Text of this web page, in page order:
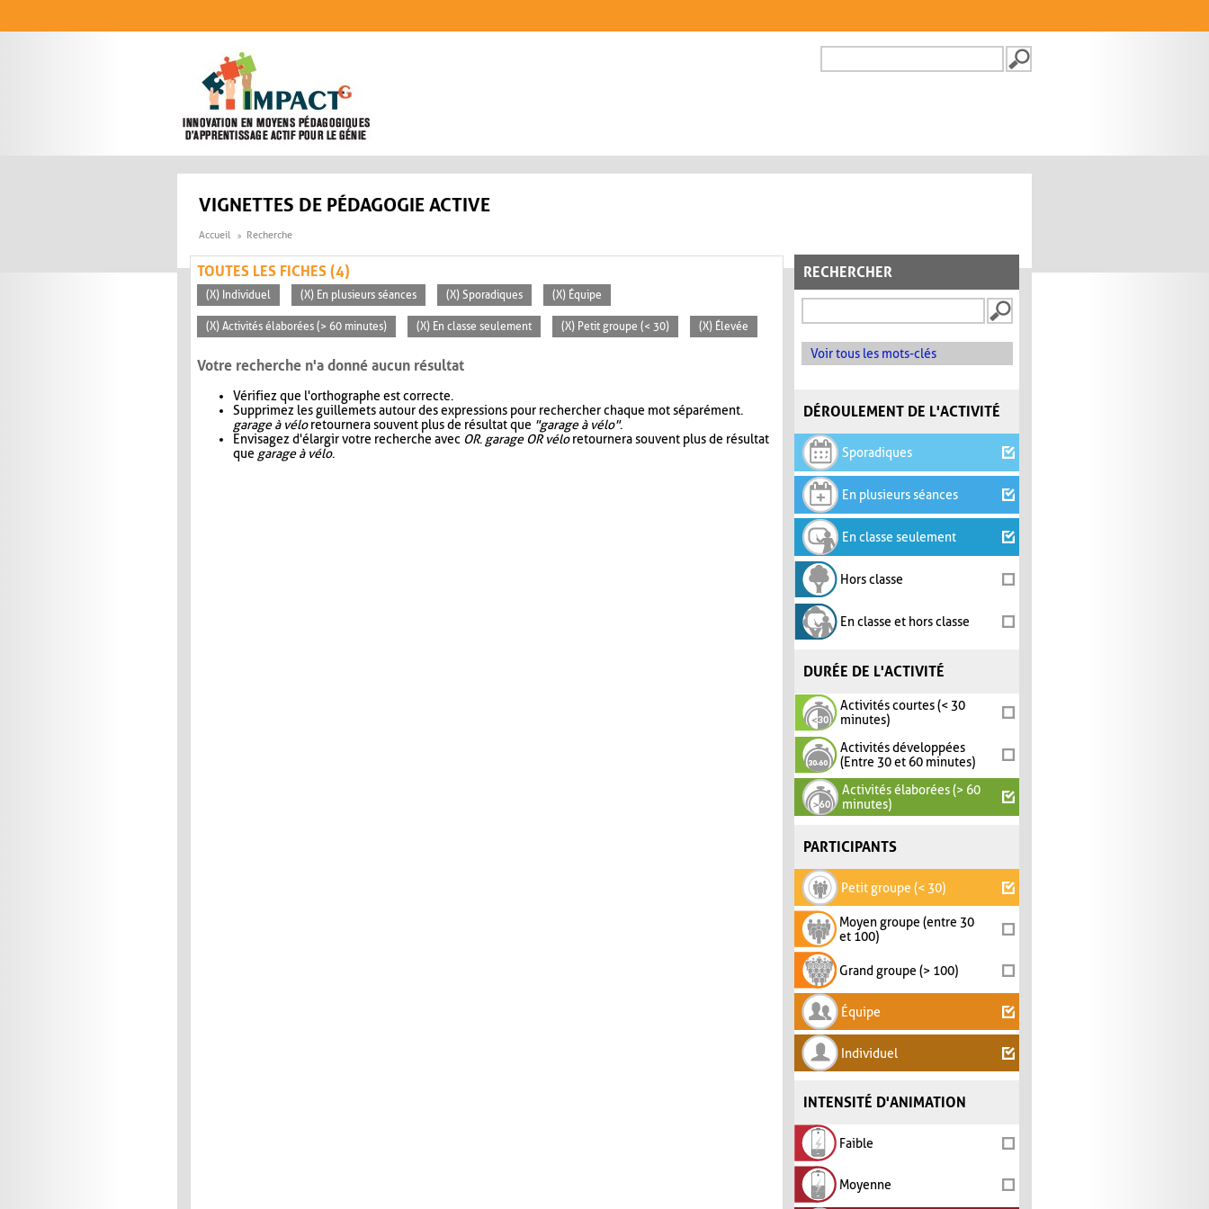
FORMULAIRE DE
VIGNETTES DE PÉDAGOGIE ACTIVE
Accueil Recherche
RECHERCHER
Voir tous les mots-clés
DÉROULEMENT DE L'ACTIVITÉ
Sporadiques
En plusieurs séances
En classe seulement
Hors classe
En classe et hors classe
DURÉE DE L'ACTIVITÉ
Activités courtes (< 30
minutes)
Activités développées
(Entre 30 et 60 minutes)
Activités élaborées (> 60
minutes)
PARTICIPANTS
Petit groupe (< 30)
Moyen groupe (entre 30
et 100)
Grand groupe (> 100)
Équipe
Individuel
INTENSITÉ D'ANIMATION
Faible
Moyenne
TOUTES LES FICHES (4)
(X) Individuel (X) En plusieurs séances (X) Sporadiques (X) Équipe
(X) Activités élaborées (> 60 minutes) (X) En classe seulement (X) Petit groupe (< 30) (X) Élevée
Votre recherche n'a donné aucun résultat
Vérifiez que l'orthographe est correcte.
Supprimez les guillemets autour des expressions pour rechercher chaque mot séparément.
garage à véloretournera souvent plus de résultat que "garage à vélo".
Envisagez d'élargir votre recherche avec OR. garage OR véloretournera souvent plus de résultat
que garage à vélo.